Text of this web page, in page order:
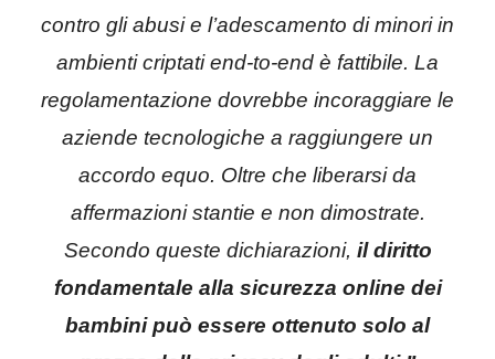
contro gli abusi e l’adescamento di minori in
ambienti criptati end-to-end è fattibile. La
regolamentazione dovrebbe incoraggiare le
aziende tecnologiche a raggiungere un
accordo equo. Oltre che liberarsi da
affermazioni stantie e non dimostrate.
Secondo queste dichiarazioni, il diritto
fondamentale alla sicurezza online dei
bambini può essere ottenuto solo al